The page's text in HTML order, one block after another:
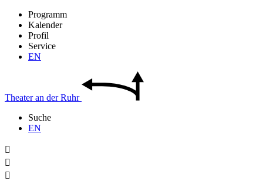
Programm
Kalender
Profil
Service
EN
Theateran derRuhr
Suche
EN


